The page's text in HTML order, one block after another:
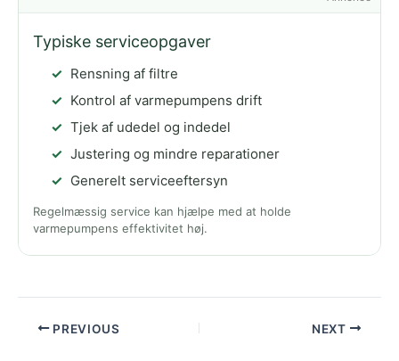
Typiske serviceopgaver
Rensning af filtre
Kontrol af varmepumpens drift
Tjek af udedel og indedel
Justering og mindre reparationer
Generelt serviceeftersyn
Regelmæssig service kan hjælpe med at holde
varmepumpens effektivitet høj.
PREVIOUS NEXT